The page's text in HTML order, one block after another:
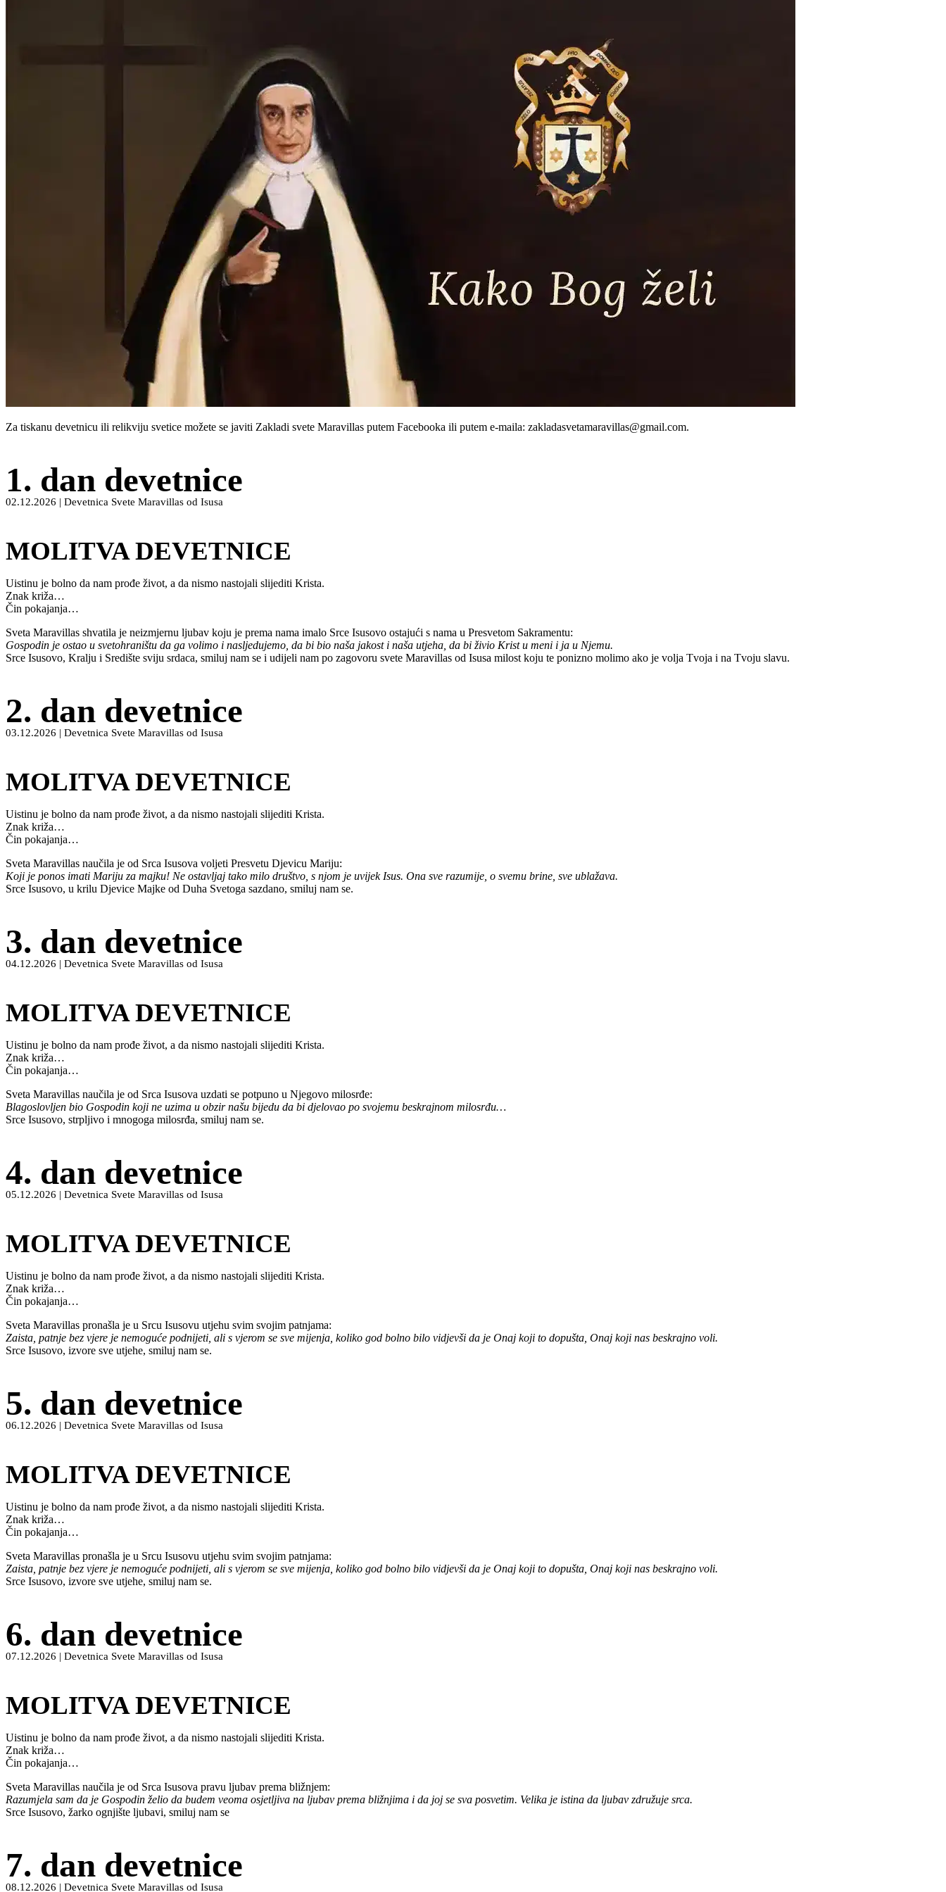
Za tiskanu devetnicu ili relikviju svetice možete se javiti Zakladi svete Maravillas putem Facebooka ili putem e-maila: zakladasvetamaravillas@gmail.com.
1. dan devetnice
02.12.2026 | Devetnica Svete Maravillas od Isusa
MOLITVA DEVETNICE
Uistinu je bolno da nam prođe život, a da nismo nastojali slijediti Krista.
Znak križa…
Čin pokajanja…
Sveta Maravillas shvatila je neizmjernu ljubav koju je prema nama imalo Srce Isusovo ostajući s nama u Presvetom Sakramentu:
Gospodin je ostao u svetohraništu da ga volimo i nasljedujemo, da bi bio naša jakost i naša utjeha, da bi živio Krist u meni i ja u Njemu.
Srce Isusovo, Kralju i Središte sviju srdaca, smiluj nam se i udijeli nam po zagovoru svete Maravillas od Isusa milost koju te ponizno molimo ako je volja Tvoja i na Tvoju slavu.
2. dan devetnice
03.12.2026 | Devetnica Svete Maravillas od Isusa
MOLITVA DEVETNICE
Uistinu je bolno da nam prođe život, a da nismo nastojali slijediti Krista.
Znak križa…
Čin pokajanja…
Sveta Maravillas naučila je od Srca Isusova voljeti Presvetu Djevicu Mariju:
Koji je ponos imati Mariju za majku! Ne ostavljaj tako milo društvo, s njom je uvijek Isus. Ona sve razumije, o svemu brine, sve ublažava.
Srce Isusovo, u krilu Djevice Majke od Duha Svetoga sazdano, smiluj nam se.
3. dan devetnice
04.12.2026 | Devetnica Svete Maravillas od Isusa
MOLITVA DEVETNICE
Uistinu je bolno da nam prođe život, a da nismo nastojali slijediti Krista.
Znak križa…
Čin pokajanja…
Sveta Maravillas naučila je od Srca Isusova uzdati se potpuno u Njegovo milosrđe:
Blagoslovljen bio Gospodin koji ne uzima u obzir našu bijedu da bi djelovao po svojemu beskrajnom milosrđu…
Srce Isusovo, strpljivo i mnogoga milosrđa, smiluj nam se.
4. dan devetnice
05.12.2026 | Devetnica Svete Maravillas od Isusa
MOLITVA DEVETNICE
Uistinu je bolno da nam prođe život, a da nismo nastojali slijediti Krista.
Znak križa…
Čin pokajanja…
Sveta Maravillas pronašla je u Srcu Isusovu utjehu svim svojim patnjama:
Zaista, patnje bez vjere je nemoguće podnijeti, ali s vjerom se sve mijenja, koliko god bolno bilo vidjevši da je Onaj koji to dopušta, Onaj koji nas beskrajno voli.
Srce Isusovo, izvore sve utjehe, smiluj nam se.
5. dan devetnice
06.12.2026 | Devetnica Svete Maravillas od Isusa
MOLITVA DEVETNICE
Uistinu je bolno da nam prođe život, a da nismo nastojali slijediti Krista.
Znak križa…
Čin pokajanja…
Sveta Maravillas pronašla je u Srcu Isusovu utjehu svim svojim patnjama:
Zaista, patnje bez vjere je nemoguće podnijeti, ali s vjerom se sve mijenja, koliko god bolno bilo vidjevši da je Onaj koji to dopušta, Onaj koji nas beskrajno voli.
Srce Isusovo, izvore sve utjehe, smiluj nam se.
6. dan devetnice
07.12.2026 | Devetnica Svete Maravillas od Isusa
MOLITVA DEVETNICE
Uistinu je bolno da nam prođe život, a da nismo nastojali slijediti Krista.
Znak križa…
Čin pokajanja…
Sveta Maravillas naučila je od Srca Isusova pravu ljubav prema bližnjem:
Razumjela sam da je Gospodin želio da budem veoma osjetljiva na ljubav prema bližnjima i da joj se sva posvetim. Velika je istina da ljubav združuje srca.
Srce Isusovo, žarko ognjište ljubavi, smiluj nam se
7. dan devetnice
08.12.2026 | Devetnica Svete Maravillas od Isusa